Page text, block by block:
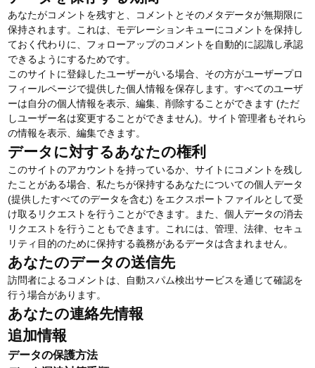
あなたがコメントを残すと、コメントとそのメタデータが無期限に
保持されます。これは、モデレーションキューにコメントを保持し
ておく代わりに、フォローアップのコメントを自動的に認識し承認
できるようにするためです。
このサイトに登録したユーザーがいる場合、その方がユーザープロ
フィールページで提供した個人情報を保存します。すべてのユーザ
ーは自分の個人情報を表示、編集、削除することができます (ただ
しユーザー名は変更することができません)。サイト管理者もそれら
の情報を表示、編集できます。
データに対するあなたの権利
このサイトのアカウントを持っているか、サイトにコメントを残し
たことがある場合、私たちが保持するあなたについての個人データ
(提供したすべてのデータを含む) をエクスポートファイルとして受
け取るリクエストを行うことができます。また、個人データの消去
リクエストを行うこともできます。これには、管理、法律、セキュ
リティ目的のために保持する義務があるデータは含まれません。
あなたのデータの送信先
訪問者によるコメントは、自動スパム検出サービスを通じて確認を
行う場合があります。
あなたの連絡先情報
追加情報
データの保護方法